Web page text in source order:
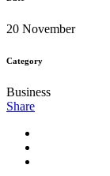
20 November
Category
Business
Share